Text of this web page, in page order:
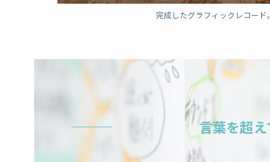
完成したグラフィックレコー
言葉を超